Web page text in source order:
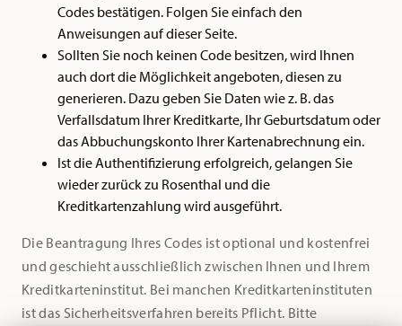
Codes bestätigen. Folgen Sie einfach den
Anweisungen auf dieser Seite.
Sollten Sie noch keinen Code besitzen, wird Ihnen
auch dort die Möglichkeit angeboten, diesen zu
generieren. Dazu geben Sie Daten wie z. B. das
Verfallsdatum Ihrer Kreditkarte, Ihr Geburtsdatum oder
das Abbuchungskonto Ihrer Kartenabrechnung ein.
Ist die Authentifizierung erfolgreich, gelangen Sie
wieder zurück zu Rosenthal und die
Kreditkartenzahlung wird ausgeführt.
Die Beantragung Ihres Codes ist optional und kostenfrei
und geschieht ausschließlich zwischen Ihnen und Ihrem
Kreditkarteninstitut. Bei manchen Kreditkarteninstituten
ist das Sicherheitsverfahren bereits Pflicht. Bitte